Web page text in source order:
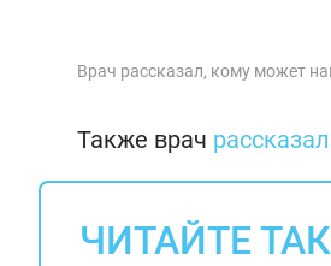
Врач рассказал, кому может
Также врач рассказал
ЧИТАЙТЕ